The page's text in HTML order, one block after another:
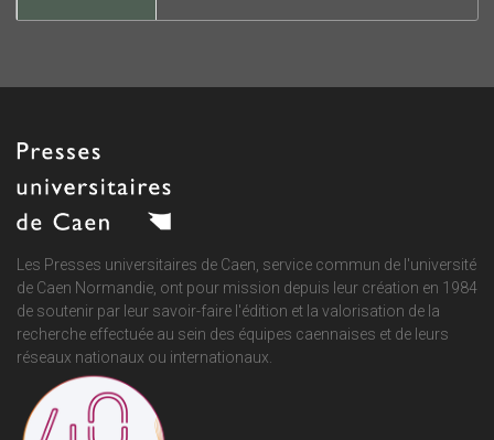
Les Presses universitaires de Caen, service commun de l'université
de Caen Normandie, ont pour mission depuis leur création en 1984
de soutenir par leur savoir-faire l'édition et la valorisation de la
recherche effectuée au sein des équipes caennaises et de leurs
réseaux nationaux ou internationaux.